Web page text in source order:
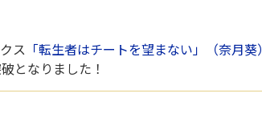
ス 「転生者はチートを望まない」（奈月葵）
となりました！